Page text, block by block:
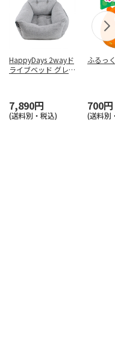
HappyDays 2wayド
ライブベッド グレ
7,890円
(送料別・税込)
ふるっ
700円
(送料別